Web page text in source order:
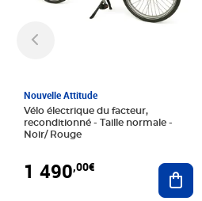
Nouvelle Attitude
Vélo électrique du facteur,
reconditionné - Taille normale -
Noir/ Rouge
1 490,00€